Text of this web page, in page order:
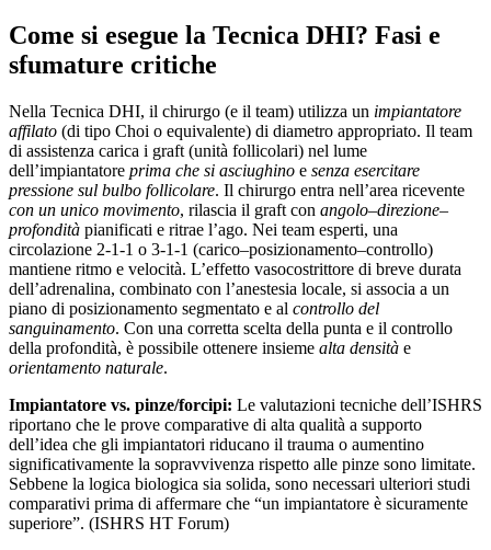
Come si esegue la Tecnica DHI? Fasi e
sfumature critiche
Nella Tecnica DHI, il chirurgo (e il team) utilizza un impiantatore
affilato (di tipo Choi o equivalente) di diametro appropriato. Il team
di assistenza carica i graft (unità follicolari) nel lume
dell’impiantatore prima che si asciughino e senza esercitare
pressione sul bulbo follicolare. Il chirurgo entra nell’area ricevente
con un unico movimento, rilascia il graft con angolo–direzione–
profondità pianificati e ritrae l’ago. Nei team esperti, una
circolazione 2-1-1 o 3-1-1 (carico–posizionamento–controllo)
mantiene ritmo e velocità. L’effetto vasocostrittore di breve durata
dell’adrenalina, combinato con l’anestesia locale, si associa a un
piano di posizionamento segmentato e al controllo del
sanguinamento. Con una corretta scelta della punta e il controllo
della profondità, è possibile ottenere insieme alta densità e
orientamento naturale.
Impiantatore vs. pinze/forcipi: Le valutazioni tecniche dell’ISHRS
riportano che le prove comparative di alta qualità a supporto
dell’idea che gli impiantatori riducano il trauma o aumentino
significativamente la sopravvivenza rispetto alle pinze sono limitate.
Sebbene la logica biologica sia solida, sono necessari ulteriori studi
comparativi prima di affermare che “un impiantatore è sicuramente
superiore”. (ISHRS HT Forum)